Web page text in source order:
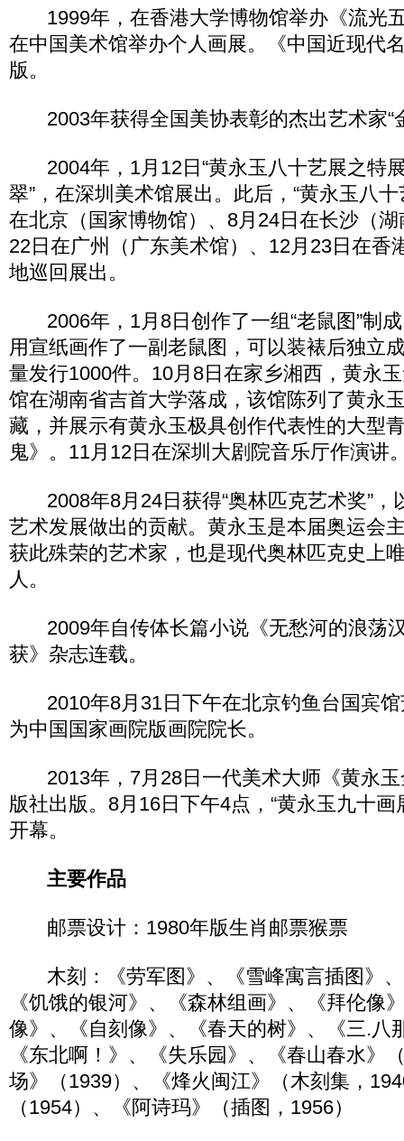
1999年，在香港大学博物馆举办《流光
在中国美术馆举办个人画展。《中国近现代
版。
2003年获得全国美协表彰的杰出艺术家“
2004年，1月12日“黄永玉八十艺展之特
翠”，在深圳美术馆展出。此后，“黄永玉八
在北京（国家博物馆）、8月24日在长沙（
22日在广州（广东美术馆）、12月23日在香
地巡回展出。
2006年，1月8日创作了一组“老鼠图”制
用宣纸画作了一副老鼠图，可以装裱后独立
量发行1000件。10月8日在家乡湘西，黄永
馆在湖南省吉首大学落成，该馆陈列了黄永
藏，并展示有黄永玉极具创作代表性的大型
鬼》。11月12日在深圳大剧院音乐厅作演讲
2008年8月24日获得“奥林匹克艺术奖”，
艺术发展做出的贡献。黄永玉是本届奥运会
获此殊荣的艺术家，也是现代奥林匹克史上
人。
2009年自传体长篇小说《无愁河的浪荡
获》杂志连载。
2010年8月31日下午在北京钓鱼台国宾馆
为中国国家画院版画院院长。
2013年，7月28日一代美术大师《黄永玉
版社出版。8月16日下午4点，“黄永玉九十画
开幕。
主要作品
邮票设计：1980年版生肖邮票猴票
木刻：《劳军图》、《雪峰寓言插图》、
《饥饿的银河》、《森林组画》、《拜伦像
像》、《自刻像》、《春天的树》、《三.八
《东北啊！》、《失乐园》、《春山春水》
场》（1939）、《烽火闽江》（木刻集，
（1954）、《阿诗玛》（插图，1956）